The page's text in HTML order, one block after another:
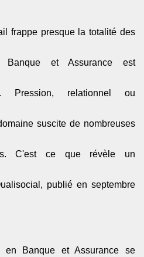
frappe presque la totalité des
et Assurance est
Pression, relationnel ou
suscite de nombreuses
C'est ce que révèle un
publié en septembre
Banque et Assurance se